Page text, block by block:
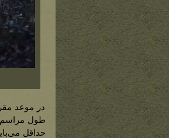
در موعد
طول مراسم
حداقل